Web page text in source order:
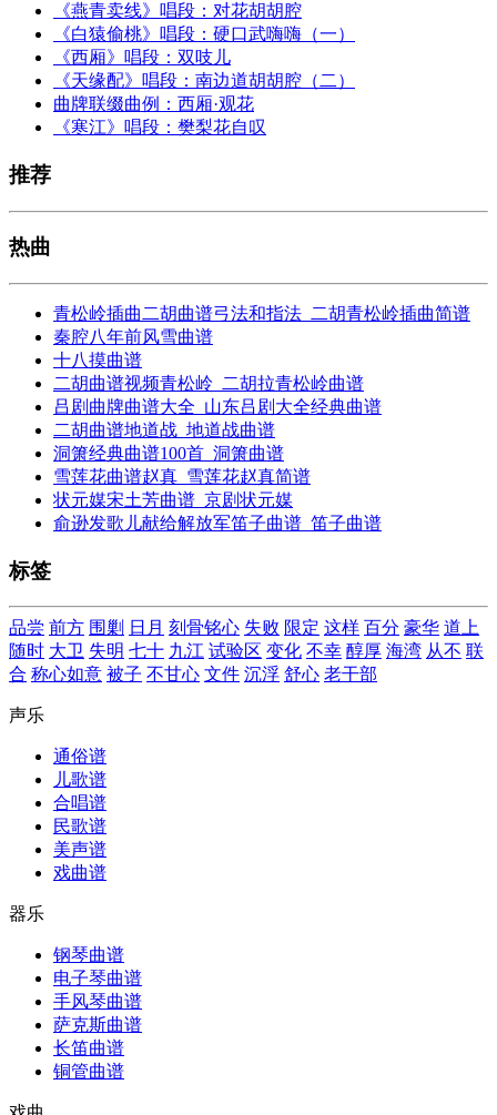
《燕青卖线》唱段：对花胡胡腔
《白猿偷桃》唱段：硬口武嗨嗨（一）
《西厢》唱段：双吱儿
《天缘配》唱段：南边道胡胡腔（二）
曲牌联缀曲例：西厢·观花
《寒江》唱段：樊梨花自叹
推荐
热曲
青松岭插曲二胡曲谱弓法和指法_二胡青松岭插曲简谱
秦腔八年前风雪曲谱
十八摸曲谱
二胡曲谱视频青松岭_二胡拉青松岭曲谱
吕剧曲牌曲谱大全_山东吕剧大全经典曲谱
二胡曲谱地道战_地道战曲谱
洞箫经典曲谱100首_洞箫曲谱
雪莲花曲谱赵真_雪莲花赵真简谱
状元媒宋土芳曲谱_京剧状元媒
俞逊发歌儿献给解放军笛子曲谱_笛子曲谱
标签
品尝 前方 围剿 日月 刻骨铭心 失败 限定 这样 百分 豪华 道上
随时 大卫 失明 七十 九江 试验区 变化 不幸 醇厚 海湾 从不 联
合 称心如意 被子 不甘心 文件 沉浮 舒心 老干部
声乐
通俗谱
儿歌谱
合唱谱
民歌谱
美声谱
戏曲谱
器乐
钢琴曲谱
电子琴曲谱
手风琴曲谱
萨克斯曲谱
长笛曲谱
铜管曲谱